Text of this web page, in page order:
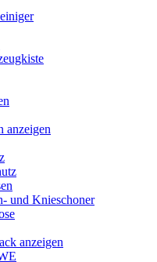
anzeigen
und Knieschoner
anzeigen